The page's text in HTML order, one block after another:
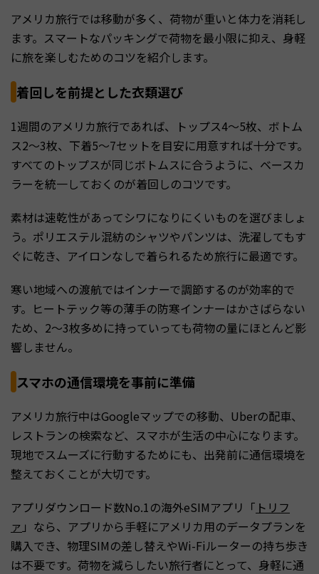
アメリカ旅行では移動が多く、荷物が重いと体力を消耗し
ます。スマートなパッキングで荷物を最小限に抑え、身軽
に旅を楽しむためのコツを紹介します。
着回しを前提とした衣類選び
1週間のアメリカ旅行であれば、トップス4〜5枚、ボトム
ス2〜3枚、下着5〜7セットを目安に用意すれば十分です。
すべてのトップスが同じボトムスに合うように、ベースカ
ラーを統一しておくのが着回しのコツです。
素材は速乾性があってシワになりにくいものを選びましょ
う。ポリエステル混紡のシャツやパンツは、洗濯してもす
ぐに乾き、アイロンなしで着られるため旅行に最適です。
寒い地域への渡航ではインナーで調節するのが効率的で
す。ヒートテック等の薄手の防寒インナーはかさばらない
ため、2〜3枚多めに持っていっても荷物の量にほとんど影
響しません。
スマホの通信環境を事前に準備
アメリカ旅行中はGoogleマップでの移動、Uberの配車、
レストランの検索など、スマホが生活の中心になります。
現地でスムーズに行動するためにも、出発前に通信環境を
整えておくことが大切です。
アプリダウンロード数No.1の海外eSIMアプリ「 トリフ
ァ 」なら、アプリから手軽にアメリカ用のデータプランを
購入でき、物理SIMの差し替えやWi-Fiルーターの持ち歩き
は不要です。荷物を減らしたい旅行者にとって、身軽に通